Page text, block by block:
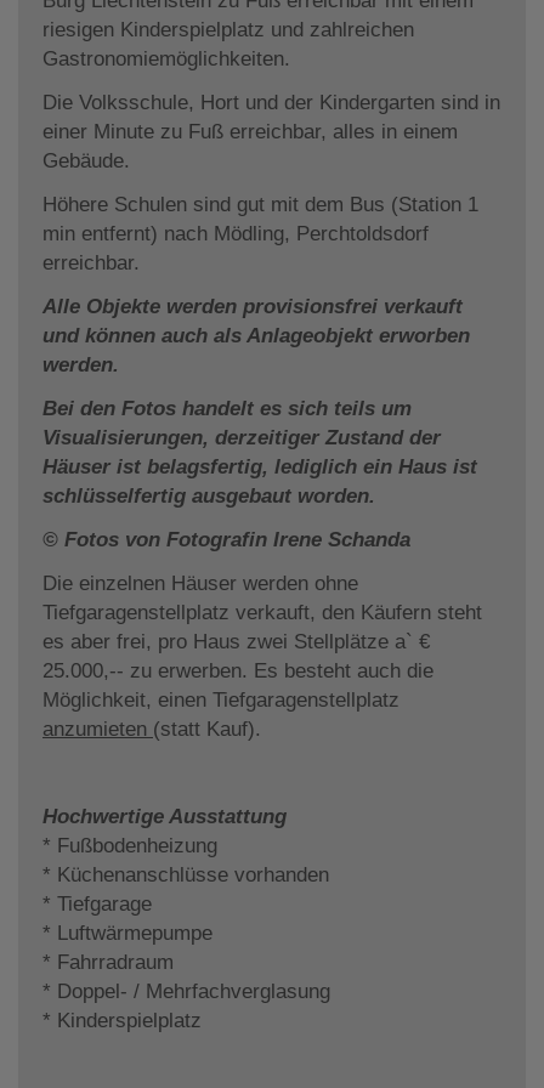
riesigen Kinderspielplatz und zahlreichen
Gastronomiemöglichkeiten.
Die Volksschule, Hort und der Kindergarten sind in
einer Minute zu Fuß erreichbar, alles in einem
Gebäude.
Höhere Schulen sind gut mit dem Bus (Station 1
min entfernt) nach Mödling, Perchtoldsdorf
erreichbar.
Alle Objekte werden provisionsfrei verkauft
und können auch als Anlageobjekt erworben
werden.
Bei den Fotos handelt es sich teils um
Visualisierungen, derzeitiger Zustand der
Häuser ist belagsfertig, lediglich ein Haus ist
schlüsselfertig ausgebaut worden.
© Fotos von Fotografin Irene Schanda
Die einzelnen Häuser werden ohne
Tiefgaragenstellplatz verkauft, den Käufern steht
es aber frei, pro Haus zwei Stellplätze a` €
25.000,-- zu erwerben. Es besteht auch die
Möglichkeit, einen Tiefgaragenstellplatz
anzumieten (statt Kauf).
Hochwertige Ausstattung
* Fußbodenheizung
* Küchenanschlüsse vorhanden
* Tiefgarage
* Luftwärmepumpe
* Fahrradraum
* Doppel- / Mehrfachverglasung
* Kinderspielplatz